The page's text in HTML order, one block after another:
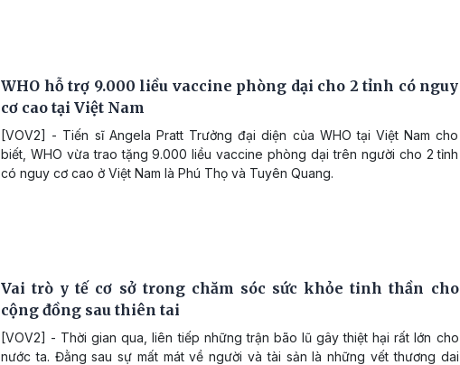
WHO hỗ trợ 9.000 liều vaccine phòng dại cho 2 tỉnh có nguy
cơ cao tại Việt Nam
[VOV2] - Tiến sĩ Angela Pratt Trưởng đại diện của WHO tại Việt Nam cho
biết, WHO vừa trao tặng 9.000 liều vaccine phòng dại trên người cho 2 tỉnh
có nguy cơ cao ở Việt Nam là Phú Thọ và Tuyên Quang.
Vai trò y tế cơ sở trong chăm sóc sức khỏe tinh thần cho
cộng đồng sau thiên tai
[VOV2] - Thời gian qua, liên tiếp những trận bão lũ gây thiệt hại rất lớn cho
nước ta. Đằng sau sự mất mát về người và tài sản là những vết thương dai